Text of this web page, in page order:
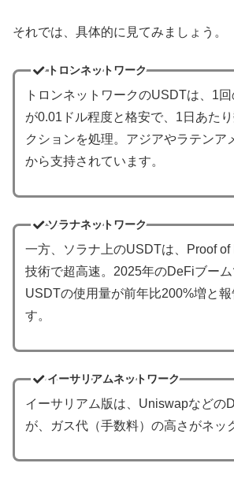
それでは、具体的に見てみましょう。
トロンネットワーク
トロンネットワークのUSDTは、1
が0.01ドル程度と格安で、1日あた
クションを処理。アジアやラテンア
から支持されています。
ソラナネットワーク
一方、ソラナ上のUSDTは、Proof of
技術で超高速。2025年のDeFiブー
USDTの使用量が前年比200%増と報
す。
イーサリアムネットワーク
イーサリアム版は、Uniswapなどの
が、ガス代（手数料）の高さがネッ